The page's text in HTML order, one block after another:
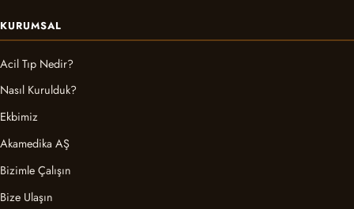
KURUMSAL
Acil Tıp Nedir?
Nasıl Kurulduk?
Ekbimiz
Akamedika AŞ
Bizimle Çalışın
Bize Ulaşın